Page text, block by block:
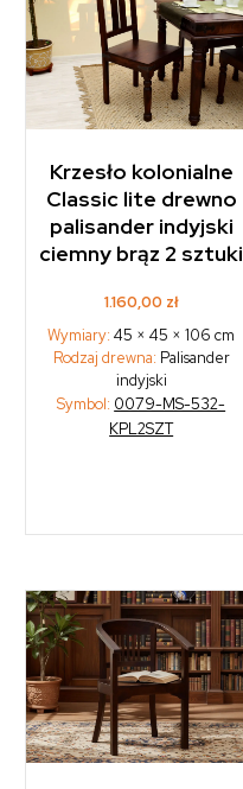
Krzesło kolonialne
Classic lite drewno
palisander indyjski
ciemny brąz 2 sztuki
1.160,00 zł
Wymiary:45 × 45 × 106 cm
Rodzaj drewna: Palisander
indyjski
Symbol: 0079-MS-532-
KPL2SZT